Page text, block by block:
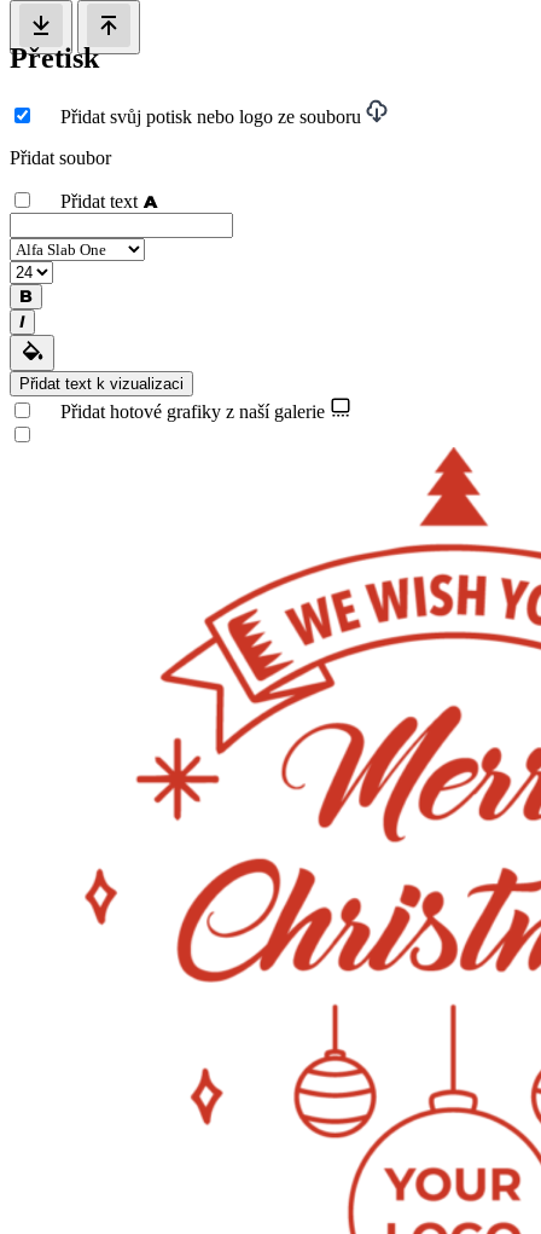
Přetisk
Přidat svůj potisk nebo logo ze souboru
Přidat soubor
Přidat text
Přidat text k vizualizaci
Přidat hotové grafiky z naší galerie